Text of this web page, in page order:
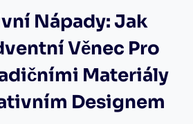
Nápady: Jak
Věnec Pro
Materiály
Designem